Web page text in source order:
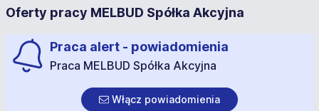
Oferty pracy MELBUD Spółka Akcyjna
Praca alert - powiadomienia
Praca MELBUD Spółka Akcyjna
Włącz powiadomienia